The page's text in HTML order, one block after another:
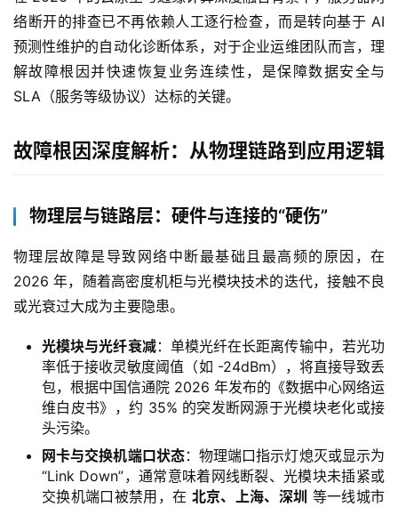
络断开的排查已不再依赖人工逐行检查，而是转向基于 AI
预测性维护的自动化诊断体系，对于企业运维团队而言，理
解故障根因并快速恢复业务连续性，是保障数据安全与
SLA（服务等级协议）达标的关键。
故障根因深度解析：从物理链路到应用逻辑
物理层与链路层：硬件与连接的“硬伤”
物理层故障是导致网络中断最基础且最高频的原因，在
2026 年，随着高密度机柜与光模块技术的迭代，接触不良
或光衰过大成为主要隐患。
光模块与光纤衰减：单模光纤在长距离传输中，若光功
率低于接收灵敏度阈值（如 -24dBm），将直接导致丢
包，根据中国信通院 2026 年发布的《数据中心网络运
维白皮书》，约 35% 的突发断网源于光模块老化或接
头污染。
网卡与交换机端口状态：物理端口指示灯熄灭或显示为
“Link Down”，通常意味着网线断裂、光模块未插紧或
交换机端口被禁用，在 北京、上海、深圳 等一线城市